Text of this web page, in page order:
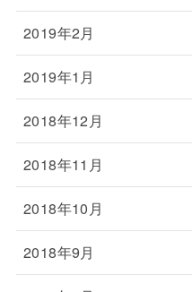
2019年2月
2019年1月
2018年12月
2018年11月
2018年10月
2018年9月